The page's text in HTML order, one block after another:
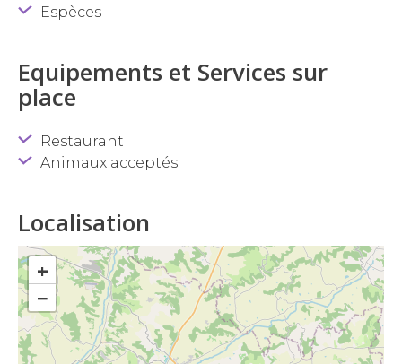
Espèces
Equipements et Services sur
place
Restaurant
Animaux acceptés
Localisation
+
−